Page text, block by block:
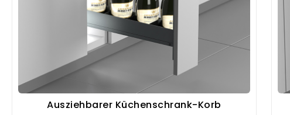
Ausziehbarer Küchenschrank-Korb